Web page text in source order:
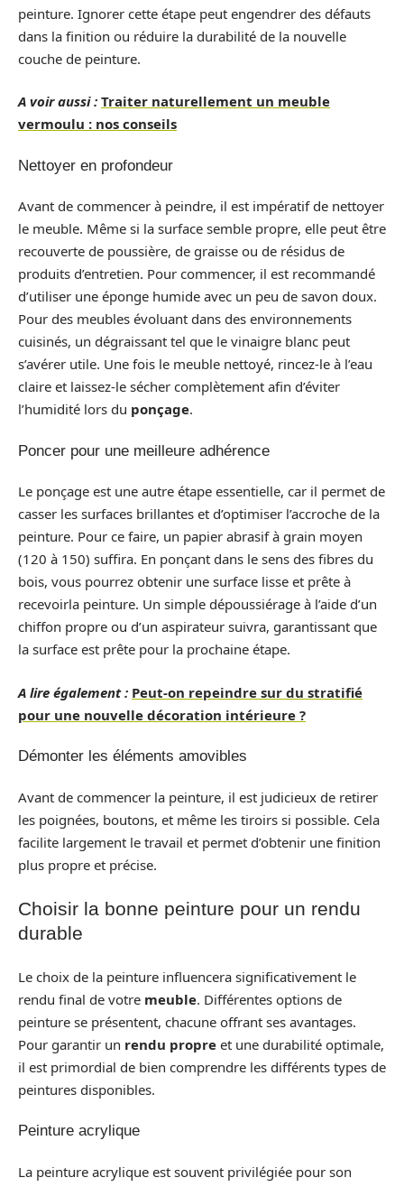
peinture. Ignorer cette étape peut engendrer des défauts
dans la finition ou réduire la durabilité de la nouvelle
couche de peinture.
A voir aussi : Traiter naturellement un meuble
vermoulu : nos conseils
Nettoyer en profondeur
Avant de commencer à peindre, il est impératif de nettoyer
le meuble. Même si la surface semble propre, elle peut être
recouverte de poussière, de graisse ou de résidus de
produits d’entretien. Pour commencer, il est recommandé
d’utiliser une éponge humide avec un peu de savon doux.
Pour des meubles évoluant dans des environnements
cuisinés, un dégraissant tel que le vinaigre blanc peut
s’avérer utile. Une fois le meuble nettoyé, rincez-le à l’eau
claire et laissez-le sécher complètement afin d’éviter
l’humidité lors du ponçage.
Poncer pour une meilleure adhérence
Le ponçage est une autre étape essentielle, car il permet de
casser les surfaces brillantes et d’optimiser l’accroche de la
peinture. Pour ce faire, un papier abrasif à grain moyen
(120 à 150) suffira. En ponçant dans le sens des fibres du
bois, vous pourrez obtenir une surface lisse et prête à
recevoirla peinture. Un simple dépoussiérage à l’aide d’un
chiffon propre ou d’un aspirateur suivra, garantissant que
la surface est prête pour la prochaine étape.
A lire également : Peut-on repeindre sur du stratifié
pour une nouvelle décoration intérieure ?
Démonter les éléments amovibles
Avant de commencer la peinture, il est judicieux de retirer
les poignées, boutons, et même les tiroirs si possible. Cela
facilite largement le travail et permet d’obtenir une finition
plus propre et précise.
Choisir la bonne peinture pour un rendu
durable
Le choix de la peinture influencera significativement le
rendu final de votre meuble. Différentes options de
peinture se présentent, chacune offrant ses avantages.
Pour garantir un rendu propre et une durabilité optimale,
il est primordial de bien comprendre les différents types de
peintures disponibles.
Peinture acrylique
La peinture acrylique est souvent privilégiée pour son